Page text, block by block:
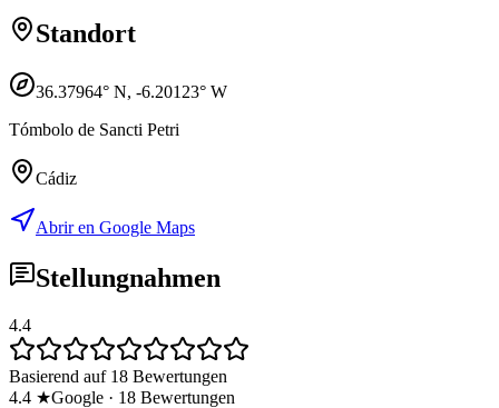
Standort
36.37964° N, -6.20123° W
Tómbolo de Sancti Petri
Cádiz
Abrir en Google Maps
Stellungnahmen
4.4
Basierend auf 18 Bewertungen
4.4 ★Google · 18 Bewertungen